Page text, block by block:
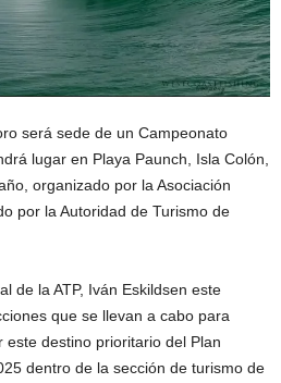
será sede de un Campeonato
lugar en Playa Paunch, Isla Colón,
organizado por la Asociación
por la Autoridad de Turismo de
de la ATP, Iván Eskildsen este
que se llevan a cabo para
destino prioritario del Plan
dentro de la sección de turismo de